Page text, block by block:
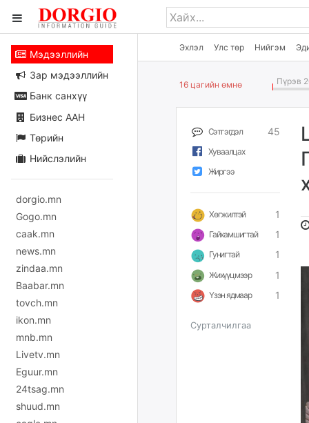
Эхлэл Улс төр Нийгэм
Мэдээллийн
Зар мэдээллийн
Банк санхүү
Бизнес ААН
Төрийн
Нийслэлийн
dorgio.mn
Gogo.mn
caak.mn
news.mn
zindaa.mn
Baabar.mn
tovch.mn
ikon.mn
mnb.mn
Livetv.mn
Eguur.mn
24tsag.mn
shuud.mn
16 цагийн өмнө Пүрэв
Сэтгэгдэл 45
Хуваалцах
Жиргээ
Хөгжилтэй 1
Гайхамшигтай 1
Гунигтай 1
Жихүүцмээр 1
Үзэн ядмаар 1
Сурталчилгаа